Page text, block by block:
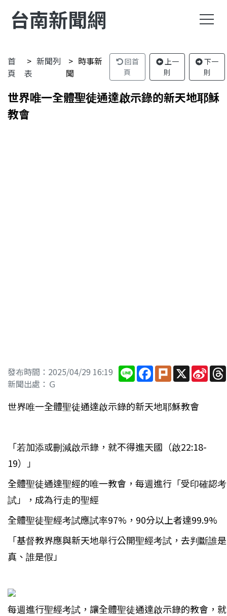
台南新聞網
首
頁
新聞列
表
時事新
聞
回首
頁
上一
則
下一
則
世界唯一全體聖徒通達啟示錄的新天地耶穌
教會
發布時間：2025/04/29 16:19
新聞出處：Ｇ
Line Facebook
PlurkX Sina
世界唯一全體聖徒通達啟示錄的新天地耶穌教會
「若加添或刪減啟示錄，就不得進天國（啟22:18-
19）」
全體聖徒通達聖經的唯一教會，每週進行「受印確認考
試」，成為行走的聖經
全體聖徒聖經考試應試率97%，90分以上者達99.9%
「基督教界應與新天地舉行公開聖經考試，去判斷誰是
真、誰是假」
每週進行聖經考試，讓全體聖徒通達啟示錄的教會，就